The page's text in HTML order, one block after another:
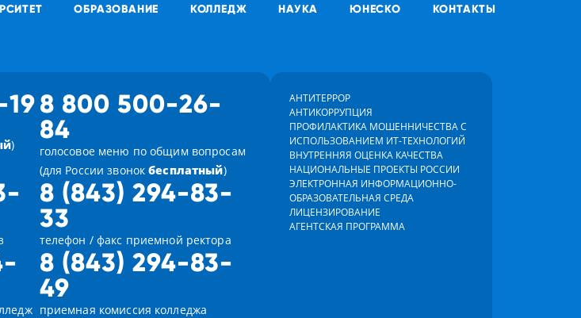
ОБРАЗОВАНИЕ КОЛЛЕДЖ НАУКА ЮНЕСКО КОНТАКТЫ
)
8 800 500-26-
84
голосовое меню по общим вопросам
(для России звонокбесплатный)
8 (843) 294-83-
33
телефон / факс приемной ректора
8 (843) 294-83-
49
приемная комиссия колледжа
АНТИТЕРРОР
АНТИКОРРУПЦИЯ
ПРОФИЛАКТИКА МОШЕННИЧЕСТВА С
ИСПОЛЬЗОВАНИЕМ ИТ-ТЕХНОЛОГИЙ
ВНУТРЕННЯЯ ОЦЕНКА КАЧЕСТВА
НАЦИОНАЛЬНЫЕ ПРОЕКТЫ РОССИИ
ЭЛЕКТРОННАЯ ИНФОРМАЦИОННО-
ОБРАЗОВАТЕЛЬНАЯ СРЕДА
ЛИЦЕНЗИРОВАНИЕ
АГЕНТСКАЯ ПРОГРАММА